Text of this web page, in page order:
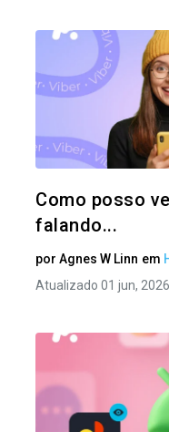
Como posso
falando...
por Agnes W Linn em
Atualizado 01 jun, 2026